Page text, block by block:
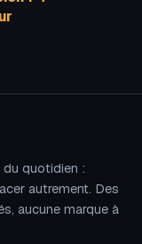
quotidien :
autrement. Des
aucune marque à